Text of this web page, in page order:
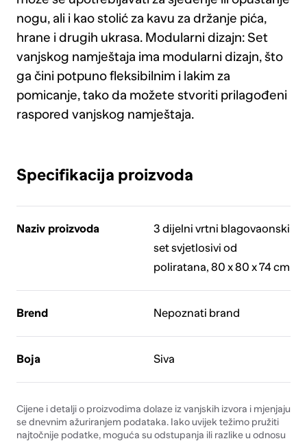
nogu, ali i kao stolić za kavu za držanje pića,
hrane i drugih ukrasa. Modularni dizajn: Set
vanjskog namještaja ima modularni dizajn, što
ga čini potpuno fleksibilnim i lakim za
pomicanje, tako da možete stvoriti prilagođeni
raspored vanjskog namještaja.
Specifikacija proizvoda
Naziv proizvoda
3 dijelni vrtni blagovaonski
set svjetlosivi od
poliratana, 80 x 80 x 74 cm
Brend Nepoznati brand
Boja Siva
Cijene i detalji o proizvodima dolaze iz vanjskih izvora i mjenjaju
se dnevnim ažuriranjem podataka. Iako uvijek težimo pružiti
najtočnije podatke, moguća su odstupanja ili razlike u odnosu